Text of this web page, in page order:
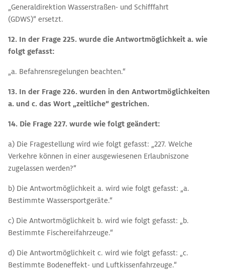
„Generaldirektion Wasserstraßen- und Schifffahrt
(GDWS)“ ersetzt.
12. In der Frage 225. wurde die Antwortmöglichkeit a. wie
folgt gefasst:
„a. Befahrensregelungen beachten.“
13. In der Frage 226. wurden in den Antwortmöglichkeiten
a. und c. das Wort „zeitliche“ gestrichen.
14. Die Frage 227. wurde wie folgt geändert:
a) Die Fragestellung wird wie folgt gefasst: „227. Welche
Verkehre können in einer ausgewiesenen Erlaubniszone
zugelassen werden?“
b) Die Antwortmöglichkeit a. wird wie folgt gefasst: „a.
Bestimmte Wassersportgeräte.“
c) Die Antwortmöglichkeit b. wird wie folgt gefasst: „b.
Bestimmte Fischereifahrzeuge.“
d) Die Antwortmöglichkeit c. wird wie folgt gefasst: „c.
Bestimmte Bodeneffekt- und Luftkissenfahrzeuge.“